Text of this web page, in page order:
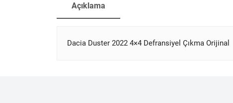
Açıklama
Dacia Duster 2022 4×4 Defransiyel Çıkma Orijinal